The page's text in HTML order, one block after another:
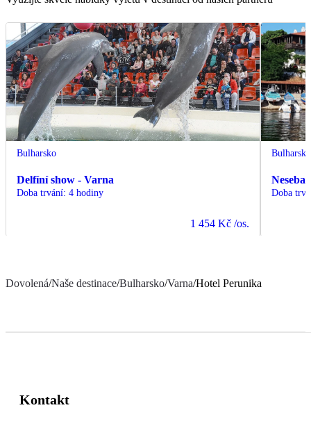
Bulharsko
Delfíní show - Varna
Doba trvání: 4 hodiny
1 454 Kč /os.
Bulharsko
Doba
Dovolená/Naše destinace/Bulharsko/Varna/Hotel Perunika
Kontakt